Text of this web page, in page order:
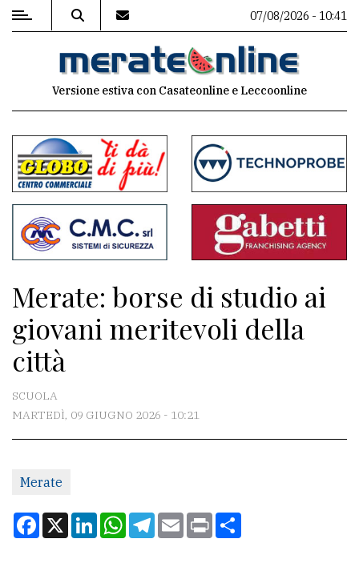
MENU
commenti
Contenuti
del
sito
Associazioni
Meteo
CONTATTI
Scrivici
Per
la
07/08/2026 - 10:41
Versione estiva con Casateonline e Leccoonline
Merate: borse di studio ai
giovani meritevoli della
città
SCUOLA
MARTEDÌ, 09 GIUGNO 2026 - 10:21
Merate
Facebook
X LinkedInWhatsApp
Telegram
EmailPrint